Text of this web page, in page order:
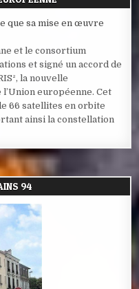
que sa mise en œuvre
et le consortium
et signé un accord de
la nouvelle
européenne. Cet
66 satellites en orbite
ainsi la constellation
94